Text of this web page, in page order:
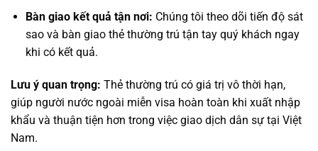
Bàn giao kết quả tận nơi: Chúng tôi theo dõi tiến độ sát
sao và bàn giao thẻ thường trú tận tay quý khách ngay
khi có kết quả.
Lưu ý quan trọng: Thẻ thường trú có giá trị vô thời hạn,
giúp người nước ngoài miễn visa hoàn toàn khi xuất nhập
khẩu và thuận tiện hơn trong việc giao dịch dân sự tại Việt
Nam.